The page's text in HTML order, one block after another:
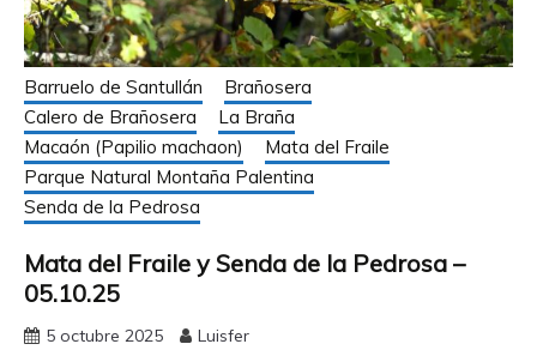
Barruelo de Santullán
Brañosera
Calero de Brañosera
La Braña
Macaón (Papilio machaon)
Mata del Fraile
Parque Natural Montaña Palentina
Senda de la Pedrosa
Mata del Fraile y Senda de la Pedrosa –
05.10.25
5 octubre 2025 Luisfer